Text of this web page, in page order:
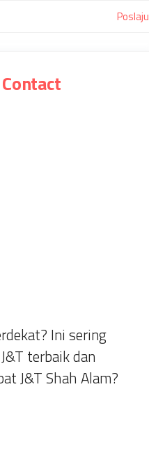
Poslaju
Ini sering
terbaik dan
J&T Shah Alam?